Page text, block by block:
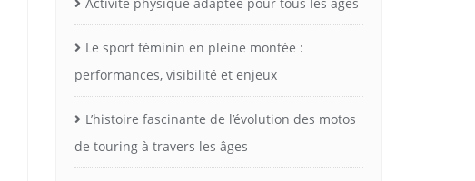
Le sport féminin en pleine montée :
performances, visibilité et enjeux
L’histoire fascinante de l’évolution des motos
de touring à travers les âges